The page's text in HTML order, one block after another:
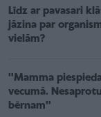
Līdz ar pavasari
jāzina par
vielām?
''Mamma
vecumā.
bērnam''